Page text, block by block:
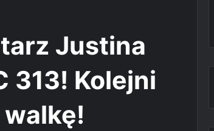
Justina
313! Kolejni